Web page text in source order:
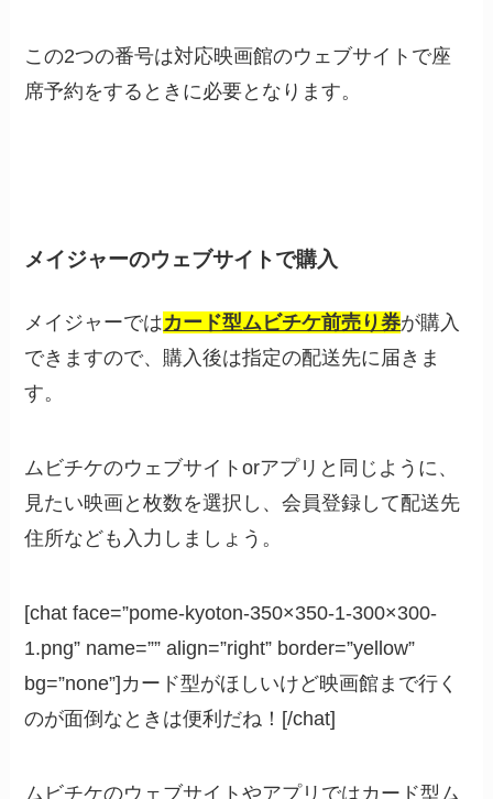
この2つの番号は対応映画館のウェブサイトで座
席予約をするときに必要となります。
メイジャーのウェブサイトで購入
メイジャーではカード型ムビチケ前売り券が購入
できますので、購入後は指定の配送先に届きま
す。
ムビチケのウェブサイトorアプリと同じように、
見たい映画と枚数を選択し、会員登録して配送先
住所なども入力しましょう。
[chat face=”pome-kyoton-350×350-1-300×300-
1.png” name=”” align=”right” border=”yellow”
bg=”none”]カード型がほしいけど映画館まで行く
のが面倒なときは便利だね！[/chat]
ムビチケのウェブサイトやアプリではカード型ム